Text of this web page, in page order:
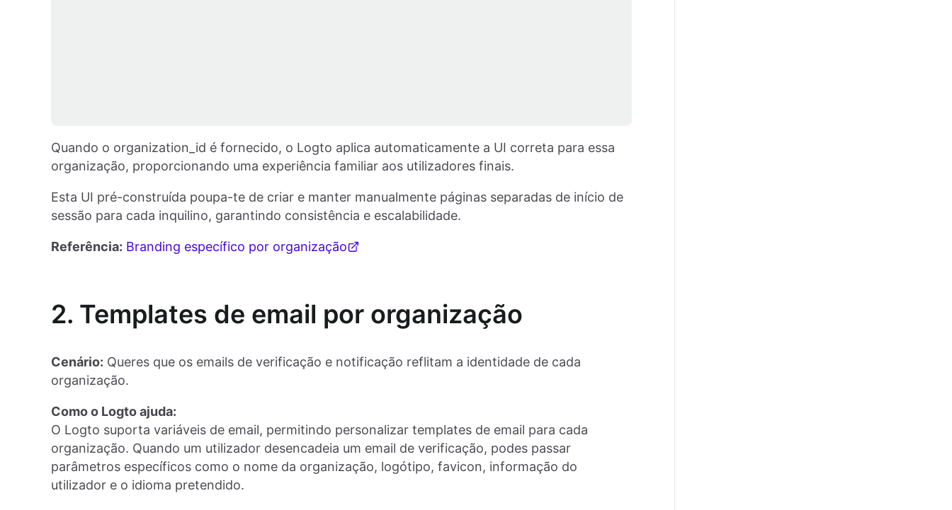
Quando o organization_id é fornecido, o Logto aplica automaticamente a UI correta para essa
organização, proporcionando uma experiência familiar aos utilizadores finais.
Esta UI pré-construída poupa-te de criar e manter manualmente páginas separadas de início de
sessão para cada inquilino, garantindo consistência e escalabilidade.
Referência: Branding específico por organização
2. Templates de email por organização
Cenário: Queres que os emails de verificação e notificação reflitam a identidade de cada
organização.
Como o Logto ajuda:
O Logto suporta variáveis de email, permitindo personalizar templates de email para cada
organização. Quando um utilizador desencadeia um email de verificação, podes passar
parâmetros específicos como o nome da organização, logótipo, favicon, informação do
utilizador e o idioma pretendido.